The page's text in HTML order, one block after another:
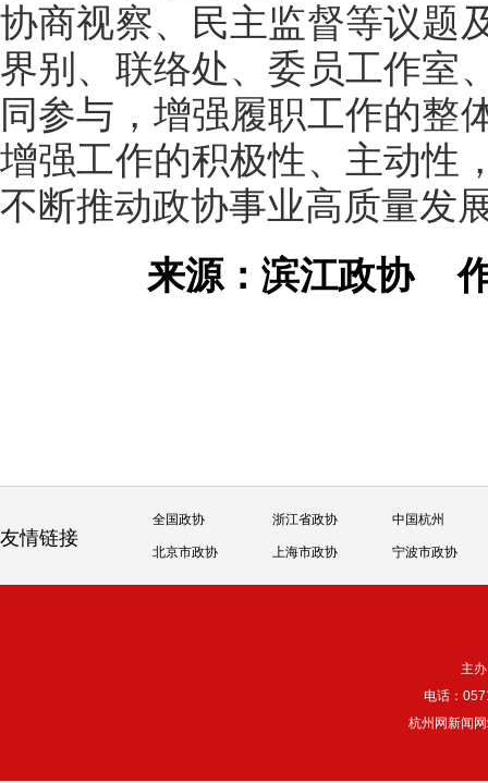
协商视察、民主监督等议题
界别、联络处、委员工作室
同参与，增强履职工作的整
增强工作的积极性、主动性
不断推动政协事业高质量发
来源：滨江政协
友情链接
全国政协 浙江省政协 中国杭州
北京市政协 上海市政协 宁波市政协
主
电话：
杭州网新闻